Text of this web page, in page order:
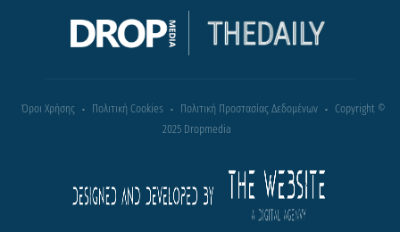
Όροι Χρήσης Πολιτική Cookies Πολιτική Προστασίας Δεδομένων
Copyright ©
2025 Dropmedia